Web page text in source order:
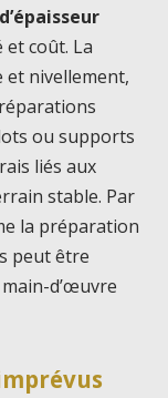
et coût. La
nivellement,
ou supports
liés aux
stable. Par
la préparation
peut être
d’œuvre